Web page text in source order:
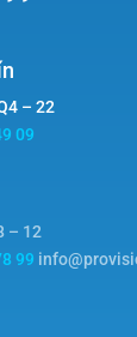
– 22
09
– 12
99